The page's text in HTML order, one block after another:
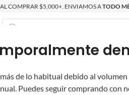
de lo habitual debido al
Puedes seguir comprando con
AL COMPRAR $5,000+. ENVIAMOS ATODO
PRODUCTOS NUEVOS
La línea de gorros y gorras